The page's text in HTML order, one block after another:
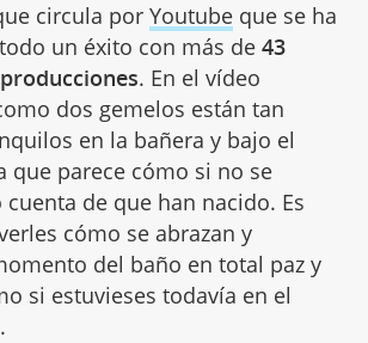
circula por Youtubeque se ha
un éxito con más de 43
. En el vídeo
dos gemelos están tan
en la bañera y bajo el
que parece cómo si no se
de que han nacido. Es
cómo se abrazan y
del baño en total paz y
si estuvieses todavía en el
.